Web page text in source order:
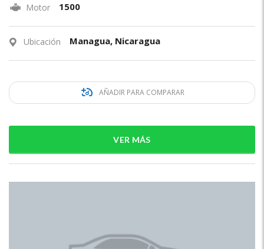
Motor 1500
Ubicación Managua, Nicaragua
AÑADIR PARA COMPARAR
VER MÁS